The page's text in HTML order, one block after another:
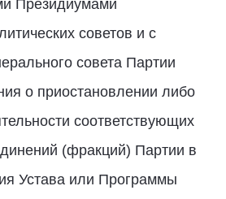
Президиумами
советов и с
совета Партии
о приостановлении либо
соответствующих
(фракций) Партии в
Устава или Программы